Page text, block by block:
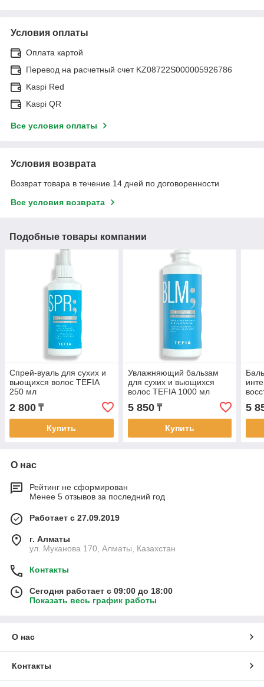
Условия оплаты
Оплата картой
Перевод на расчетный счет KZ08722S000005926786
Kaspi Red
Kaspi QR
Все условия оплаты
Условия возврата
Возврат товара в течение 14 дней по договоренности
Все условия возврата
Подобные товары компании
Спрей-вуаль для сухих и
вьющихся волос TEFIA
250 мл
2 800 ₸
Купить
Увлажняющий бальзам
для сухих и вьющихся
волос TEFIA 1000 мл
5 850₸
Купить
5
О нас
Рейтинг не сформирован
Менее 5 отзывов за последний год
Работает с 27.09.2019
г. Алматы
ул. Муканова 170, Алматы, Казахстан
Контакты
Сегодня работает с 09:00 до 18:00
Показать весь график работы
О нас
Контакты